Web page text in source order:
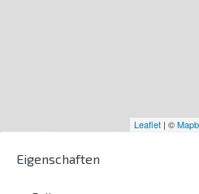
Leaflet | ©
Eigenschaften